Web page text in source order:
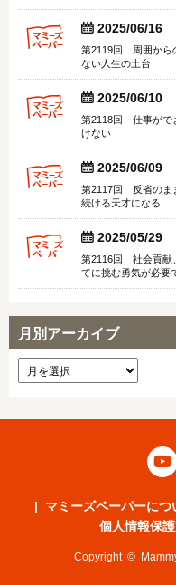
  2025/06/16
第2119回 周囲から
ない人生の土台
  2025/06/10
第2118回 仕事がで
けない
  2025/06/09
第2117回 反省のま
続ける天才になる
  2025/05/29
第2116回 社会貢献
てに挑む勇気が必要
月別アーカイブ

マミーズペーパーにつ
個人情報保
Copyright ©